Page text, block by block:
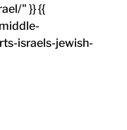
" }} {{
israels-jewish-